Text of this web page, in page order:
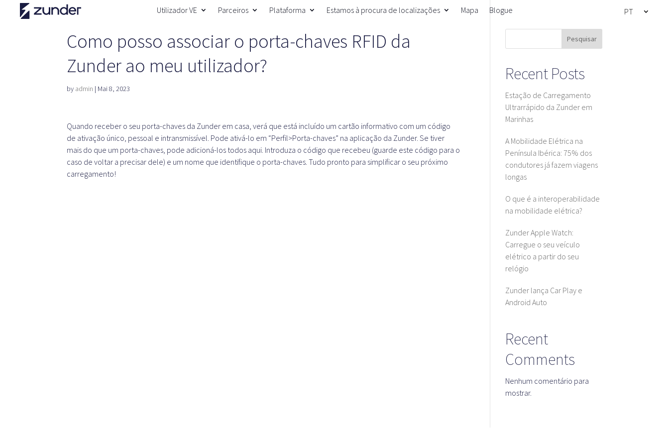
Utilizador VE Parceiros Plataforma Estamos à procura de localizações Mapa Blogue PT
Como posso associar o porta-chaves RFID da
Zunder ao meu utilizador?
by admin | Mai 8, 2023
Quando receber o seu porta-chaves da Zunder em casa, verá que está incluído um cartão informativo com um código
de ativação único, pessoal e intransmissível. Pode ativá-lo em “Perfil>Porta-chaves” na aplicação da Zunder. Se tiver
mais do que um porta-chaves, pode adicioná-los todos aqui. Introduza o código que recebeu (guarde este código para o
caso de voltar a precisar dele) e um nome que identifique o porta-chaves. Tudo pronto para simplificar o seu próximo
carregamento!
Pesquisar
Recent Posts
Estação de Carregamento
Ultrarrápido da Zunder em
Marinhas
A Mobilidade Elétrica na
Península Ibérica: 75% dos
condutores já fazem viagens
longas
O que é a interoperabilidade
na mobilidade elétrica?
Zunder Apple Watch:
Carregue o seu veículo
elétrico a partir do seu
relógio
Zunder lança Car Play e
Android Auto
Recent
Comments
Nenhum comentário para
mostrar.